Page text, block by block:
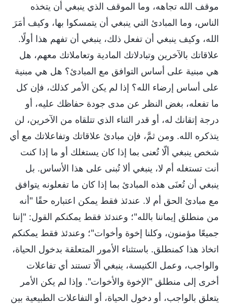
موقف الله تجاهه، وما الموقف الذي ينبغي أن يتخذه
الناس، وما المبادئ التي ينبغي أن يتمسكوا بها، وكيف أمَرَ
الله، وكيف ينبغي أن تفعل ذلك، ينبغي أن تفهم هذا أولًا.
علاقاتك بالآخرين وتبادلاتك المادية وتعاملاتك معهم، هل
هي مبنية على أساس التوافق مع المبادئ؟ هل هي مبنية
على أساس إرضاء الله؟ إذا لم يكن الأمر كذلك، فإن كل
ما تفعله، بغض النظر عن مدى جودة حفاظك عليه، أو
درجة إتقانك له، أو قدر الثناء الذي تتلقاه من الآخرين، لن
يتذكره الله. ومن ثمَّ، فإن مبادئ علاقاتك وتفاعلاتك مع أي
شخص ينبغي ألّا تُعنى بما إذا كان يستغلك أو ما إذا كنت
أنت تستغله أم لا، ينبغي ألا تُبنى على هذا الأساس. بل
ينبغي أن تُعنَى هذه المبادئ بما إذا كان ما تفعلونه يتوافق
مع مبادئ الحق أم لا. عندئذ فقط يمكن اعتباره حقًا "أنه
من منطلق إيماننا بالله"؛ وعندئذ فقط يمكنكم القول: "إننا
جميعًا مؤمنون، وكلنا إخوة وأخوات"؛ وعندئذ فقط يمكنكم
اتخاذ هذا كمنطلق. باستثناء الأمور المتعلقة بدخول الحياة،
والواجب، وعمل الكنيسة، ينبغي ألّا تستند أي تفاعلات
أخرى إلى منطلق "الإخوة والأخوات". وإذا لم يكن الأمر
يتعلق بالواجب، أو دخول الحياة، أو التفاعلات الطبيعية بين